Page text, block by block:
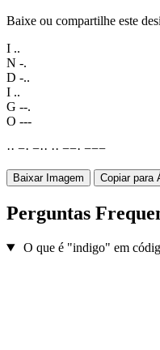
Baixe ou compartilhe este
I ..
N -.
D -..
I ..
G --.
O ---
·· −· −·· ·· −−· −−−
Baixar Imagem Copiar para
Perguntas
O que é "indigo" em